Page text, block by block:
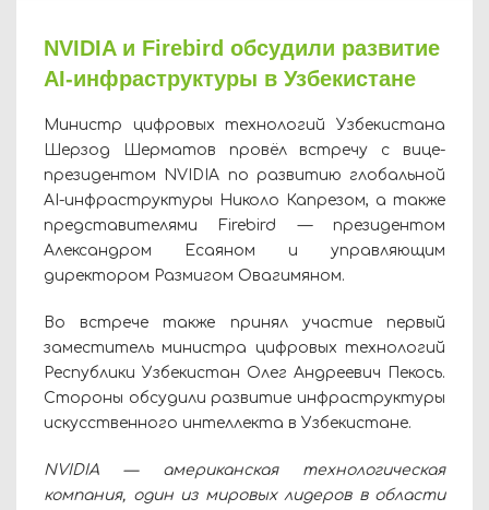
NVIDIA и Firebird обсудили развитие
AI-инфраструктуры в Узбекистане
Министр цифровых технологий Узбекистана
Шерзод Шерматов провёл встречу с вице-
президентом NVIDIA по развитию глобальной
AI-инфраструктуры Николо Капрезом, а также
представителями Firebird — президентом
Александром Есаяном и управляющим
директором Размигом Овагимяном.
Во встрече также принял участие первый
заместитель министра цифровых технологий
Республики Узбекистан Олег Андреевич Пекось.
Стороны обсудили развитие инфраструктуры
искусственного интеллекта в Узбекистане.
NVIDIA — американская технологическая
компания, один из мировых лидеров в области